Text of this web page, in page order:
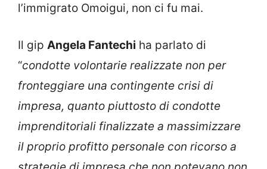
l’immigrato Omoigui, non ci fu mai.
Il gip Angela Fantechi ha parlato di
“condotte volontarie realizzate non per
fronteggiare una contingente crisi di
impresa, quanto piuttosto di condotte
imprenditoriali finalizzate a massimizzare
il proprio profitto personale con ricorso a